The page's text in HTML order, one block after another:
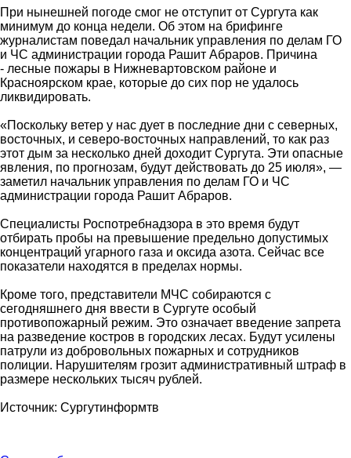
При нынешней погоде смог не отступит от Сургута как
минимум до конца недели. Об этом на брифинге
журналистам поведал начальник управления по делам ГО
и ЧС администрации города Рашит Абраров. Причина
- лесные пожары в Нижневартовском районе и
Красноярском крае, которые до сих пор не удалось
ликвидировать.
«Поскольку ветер у нас дует в последние дни с северных,
восточных, и северо-восточных направлений, то как раз
этот дым за несколько дней доходит Сургута. Эти опасные
явления, по прогнозам, будут действовать до 25 июля», —
заметил начальник управления по делам ГО и ЧС
администрации города Рашит Абраров.
Специалисты Роспотребнадзора в это время будут
отбирать пробы на превышение предельно допустимых
концентраций угарного газа и оксида азота. Сейчас все
показатели находятся в пределах нормы.
Кроме того, представители МЧС собираются с
сегодняшнего дня ввести в Сургуте особый
противопожарный режим. Это означает введение запрета
на разведение костров в городских лесах. Будут усилены
патрули из добровольных пожарных и сотрудников
полиции. Нарушителям грозит административный штраф в
размере нескольких тысяч рублей.
Источник: Сургутинформтв